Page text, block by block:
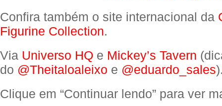
Confira também o site internacional da
Figurine Collection.
Via Universo HQ e Mickey’s Tavern
do @Theitaloaleixo e @eduardo_sales
Clique em “Continuar lendo” para ver